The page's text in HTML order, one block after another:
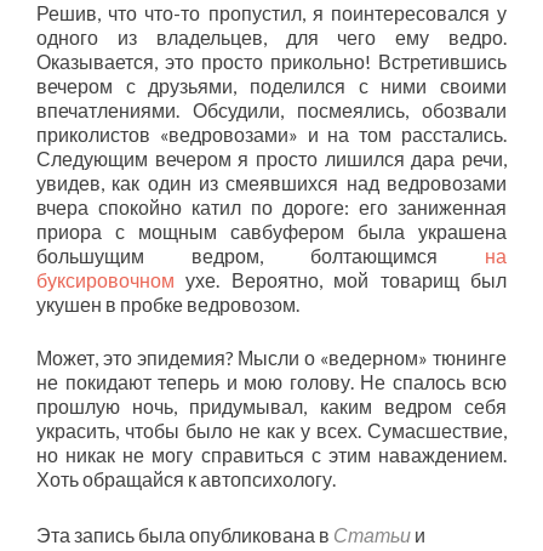
Решив, что что-то пропустил, я поинтересовался у
одного из владельцев, для чего ему ведро.
Оказывается, это просто прикольно! Встретившись
вечером с друзьями, поделился с ними своими
впечатлениями. Обсудили, посмеялись, обозвали
приколистов «ведровозами» и на том расстались.
Следующим вечером я просто лишился дара речи,
увидев, как один из смеявшихся над ведровозами
вчера спокойно катил по дороге: его заниженная
приора с мощным савбуфером была украшена
большущим ведром, болтающимся на
буксировочном ухе. Вероятно, мой товарищ был
укушен в пробке ведровозом.
Может, это эпидемия? Мысли о «ведерном» тюнинге
не покидают теперь и мою голову. Не спалось всю
прошлую ночь, придумывал, каким ведром себя
украсить, чтобы было не как у всех. Сумасшествие,
но никак не могу справиться с этим наваждением.
Хоть обращайся к автопсихологу.
Эта запись была опубликована в Статьи и